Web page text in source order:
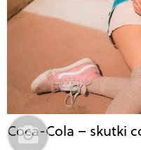
Coca-Cola – skutki